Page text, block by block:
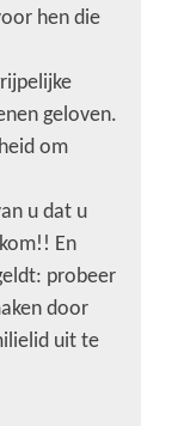
hen die
geloven.
om
u dat u
En
probeer
door
uit te